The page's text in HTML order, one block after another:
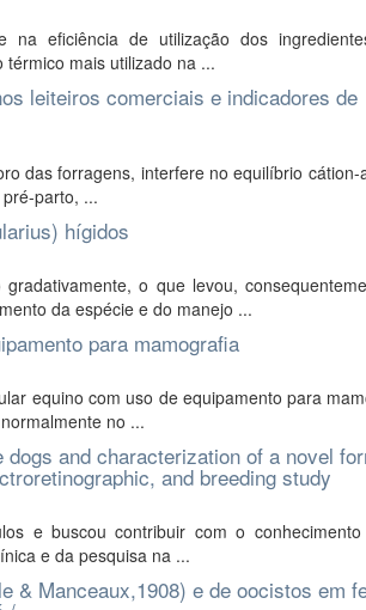
na eficiência de utilização dos
mais utilizado na ...
leiteiros comerciais e indicadores de
das forragens, interfere no equilíbrio cátion-
parto, ...
hígidos
o que levou,
da espécie e do manejo ...
para mamografia
equino com uso de equipamento para
no ...
and characterization of a novel
and breeding study
e buscou contribuir com o
e da pesquisa na ...
& Manceaux,1908) e de oocistos em